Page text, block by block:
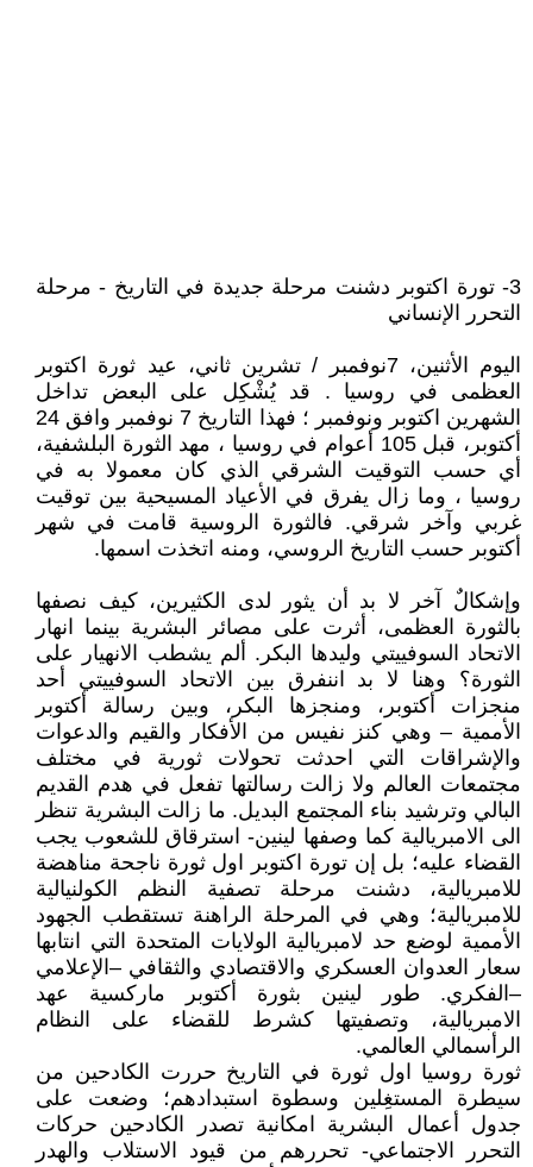
3- تورة اكتوبر دشنت مرحلة جديدة في التاريخ - مرحلة
التحرر الإنساني
اليوم الأثنين، 7نوفمبر / تشرين ثاني، عيد ثورة اكتوبر
العظمى في روسيا . قد يُشْكِل على البعض تداخل
الشهرين اكتوبر ونوفمبر ؛ فهذا التاريخ 7 نوفمبر وافق 24
أكتوبر، قبل 105 أعوام في روسيا ، مهد الثورة البلشفية،
أي حسب التوقيت الشرقي الذي كان معمولا به في
روسيا ، وما زال يفرق في الأعياد المسيحية بين توقيت
غربي وآخر شرقي. فالثورة الروسية قامت في شهر
أكتوبر حسب التاريخ الروسي، ومنه اتخذت اسمها.
وإشكالٌ آخر لا بد أن يثور لدى الكثيرين، كيف نصفها
بالثورة العظمى، أثرت على مصائر البشرية بينما انهار
الاتحاد السوفييتي وليدها البكر. ألم يشطب الانهيار على
الثورة؟ وهنا لا بد اننفرق بين الاتحاد السوفييتي أحد
منجزات أكتوبر، ومنجزها البكر، وبين رسالة أكتوبر
الأممية – وهي كنز نفيس من الأفكار والقيم والدعوات
والإشراقات التي احدثت تحولات ثورية في مختلف
مجتمعات العالم ولا زالت رسالتها تفعل في هدم القديم
البالي وترشيد بناء المجتمع البديل. ما زالت البشرية تنظر
الى الامبريالية كما وصفها لينين- استرقاق للشعوب يجب
القضاء عليه؛ بل إن تورة اكتوبر اول ثورة ناجحة مناهضة
للامبريالية، دشنت مرحلة تصفية النظم الكولنيالية
للامبريالية؛ وهي في المرحلة الراهنة تستقطب الجهود
الأممية لوضع حد لامبريالية الولايات المتحدة التي انتابها
سعار العدوان العسكري والاقتصادي والثقافي –الإعلامي
–الفكري. طور لينين بثورة أكتوبر ماركسية عهد
الامبريالية، وتصفيتها كشرط للقضاء على النظام
الرأسمالي العالمي.
ثورة روسيا اول ثورة في التاريخ حررت الكادحين من
سيطرة المستغِلين وسطوة استبدادهم؛ وضعت على
جدول أعمال البشرية امكانية تصدر الكادحين حركات
التحرر الاجتماعي- تحررهم من قيود الاستلاب والهدر